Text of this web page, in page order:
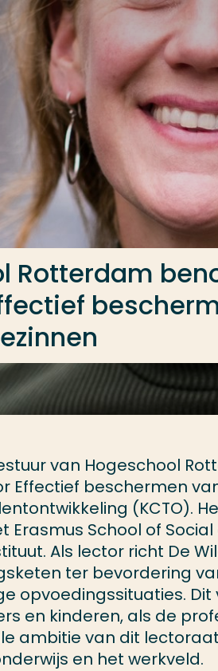
Rotterdam
van Hogeschool
Effectief beschermen
(KCTO).
Erasmus School of
Als lector richt De
ter bevordering
opvoedingssituaties.
en kinderen, als de
ambitie van dit
en het werkveld.